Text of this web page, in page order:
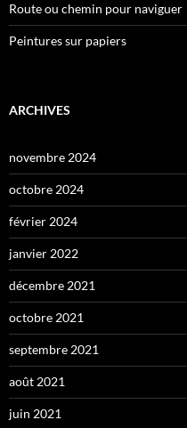
Route ou chemin pour naviguer
Peintures sur papiers
ARCHIVES
novembre 2024
octobre 2024
février 2024
janvier 2022
décembre 2021
octobre 2021
septembre 2021
août 2021
juin 2021